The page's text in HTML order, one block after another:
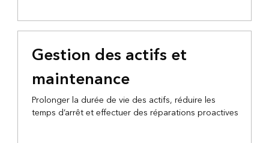
Gestion des actifs et
maintenance
Prolonger la durée de vie des actifs, réduire les
temps d’arrêt et effectuer des réparations proactives